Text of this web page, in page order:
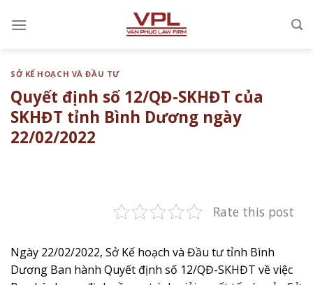
đến
SỞ KẾ HOẠCH VÀ ĐẦU TƯ
Quyết định số 12/QĐ-SKHĐT của
SKHĐT tỉnh Bình Dương ngày
22/02/2022
Rate this post
Ngày 22/02/2022, Sở Kế hoạch và Đầu tư tỉnh Bình
Dương Ban hành Quyết định số 12/QĐ-SKHĐT về việc